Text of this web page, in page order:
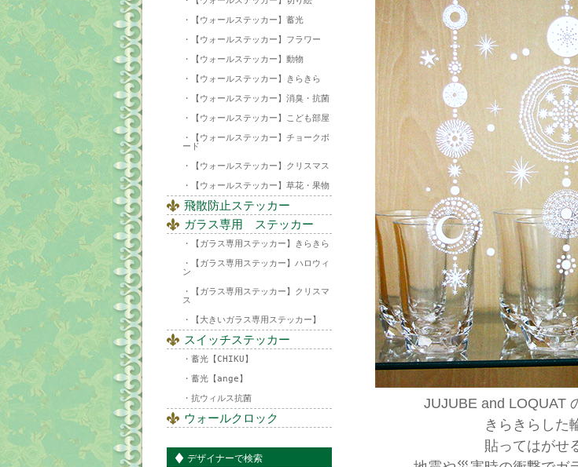
【ウォールステッカー】蓄光
【ウォールステッカー】フラワー
【ウォールステッカー】動物
【ウォールステッカー】きらきら
【ウォールステッカー】消臭・抗菌
【ウォールステッカー】こども部屋
【ウォールステッカー】チョークボ
ード
【ウォールステッカー】クリスマス
【ウォールステッカー】草花・果物
飛散防止ステッカー
ガラス専用 ステッカー
【ガラス専用ステッカー】きらきら
【ガラス専用ステッカー】ハロウィ
ン
【ガラス専用ステッカー】クリスマ
ス
【大きいガラス専用ステッカー】
スイッチステッカー
蓄光【CHIKU】
蓄光【ange】
抗ウィルス抗菌
ウォールクロック
デザイナーで検索
JUJUBE and LOQUAT
きらきらした
貼ってはがせ